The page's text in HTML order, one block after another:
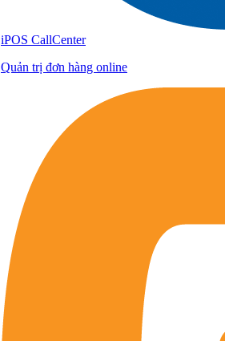
iPOS CallCenter
Quản trị đơn hàng online